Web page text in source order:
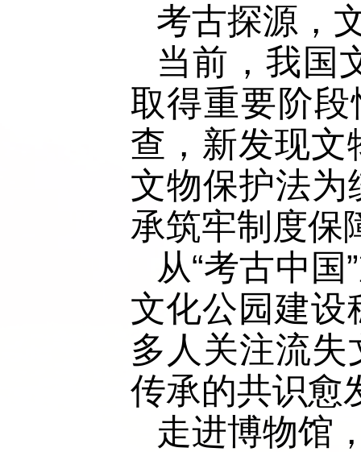
考古探源，
当前，我国
取得重要阶段
查，新发现文
文物保护法
承筑牢制度保
从“考古中
文化公园建设
多人关注流
传承的共识愈
走进博物馆